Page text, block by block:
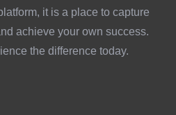
it is a place to capture
achieve your own success.
the difference today.